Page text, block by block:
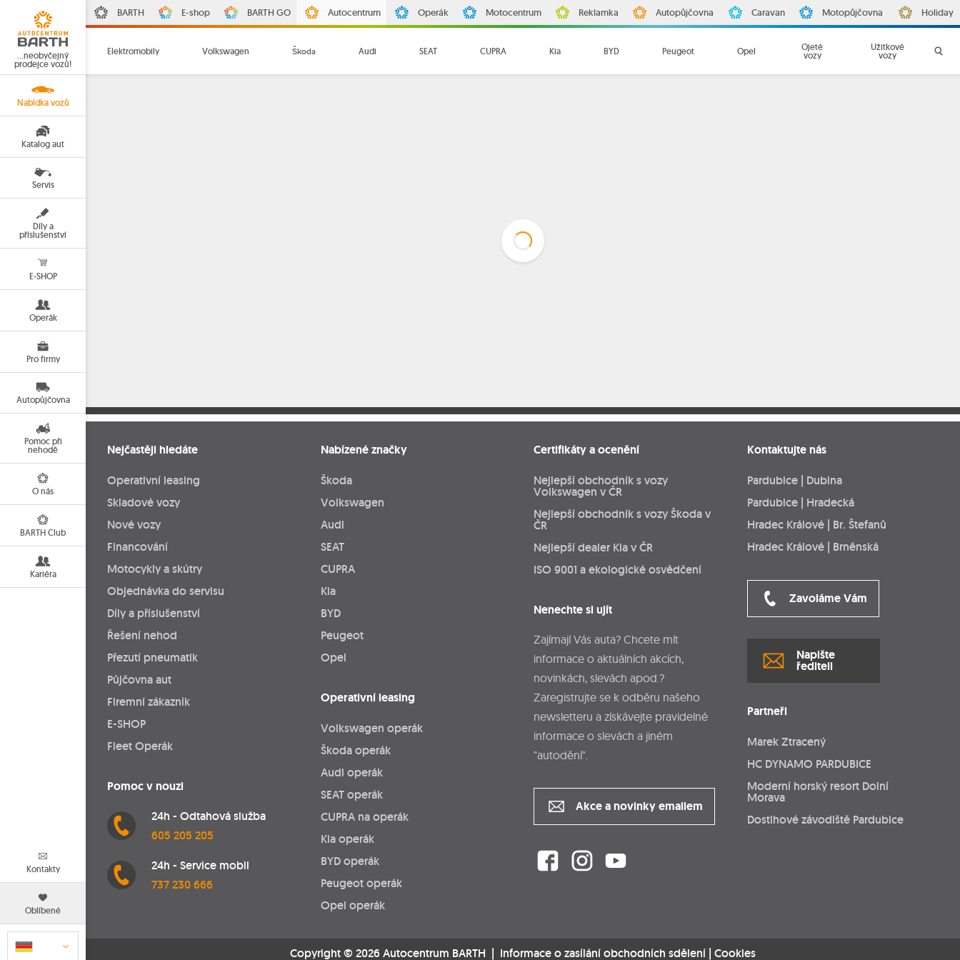
…neobyčejný
prodejce vozů!
Nabídka vozů
Katalog aut
Servis
Díly a
příslušenství
E-SHOP
Operák
Pro firmy
Autopůjčovna
Pomoc při
nehodě
O nás
BARTH Club
Kariéra
Kontakty
Oblíbené
BARTH E-shop BARTH GO Autocentrum Operák Motocentrum Reklamka Autopůjčovna Caravan Motopůjčovna Holiday
Elektromobily Volkswagen Škoda Audi SEAT CUPRA Kia BYD Peugeot Opel
Ojeté
vozy
Užitkové
vozy
Nejčastěji hledáte
Operativní leasing
Skladové vozy
Nové vozy
Financování
Motocykly a skútry
Objednávka do servisu
Díly a příslušenství
Řešení nehod
Přezutí pneumatik
Půjčovna aut
Firemní zákazník
E-SHOP
Fleet Operák
Pomoc v nouzi
24h - Odtahová služba
605 205 205
24h - Service mobil
737 230 666
Nabízené značky
Škoda
Volkswagen
Audi
SEAT
CUPRA
Kia
BYD
Peugeot
Opel
Operativní leasing
Volkswagen operák
Škoda operák
Audi operák
SEAT operák
CUPRA na operák
Kia operák
BYD operák
Peugeot operák
Opel operák
Certifikáty a ocenění
Nejlepší obchodník s vozy
Volkswagen v ČR
Nejlepší obchodník s vozy Škoda v
ČR
Nejlepší dealer Kia v ČR
ISO 9001 a ekologické osvědčení
Nenechte si ujít
Zajímají Vás auta? Chcete mít
informace o aktuálních akcích,
novinkách, slevách apod.?
Zaregistrujte se k odběru našeho
newsletteru a získávejte pravidelné
informace o slevách a jiném
"autodění".
Akce a novinky emailem
Kontaktujte nás
Pardubice | Dubina
Pardubice | Hradecká
Hradec Králové | Br. Štefanů
Hradec Králové | Brněnská
Zavoláme Vám
Napište
řediteli
Partneři
Marek Ztracený
HC DYNAMO PARDUBICE
Moderní horský resort Dolní
Morava
Dostihové závodiště Pardubice
Copyright © 2026 Autocentrum BARTH | Informace o zasílání obchodních sdělení | Cookies